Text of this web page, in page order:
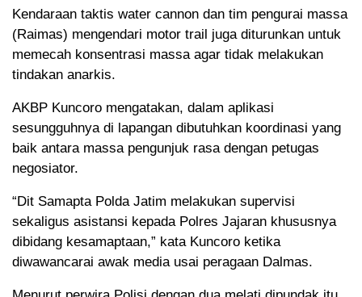
Kendaraan taktis water cannon dan tim pengurai massa
(Raimas) mengendari motor trail juga diturunkan untuk
memecah konsentrasi massa agar tidak melakukan
tindakan anarkis.
AKBP Kuncoro mengatakan, dalam aplikasi
sesungguhnya di lapangan dibutuhkan koordinasi yang
baik antara massa pengunjuk rasa dengan petugas
negosiator.
“Dit Samapta Polda Jatim melakukan supervisi
sekaligus asistansi kepada Polres Jajaran khususnya
dibidang kesamaptaan,” kata Kuncoro ketika
diwawancarai awak media usai peragaan Dalmas.